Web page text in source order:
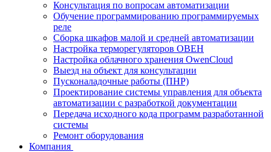
Консультация по вопросам автоматизации
Обучение программированию программируемых
реле
Сборка шкафов малой и средней автоматизации
Настройка терморегуляторов ОВЕН
Настройка облачного хранения OwenCloud
Выезд на объект для консультации
Пусконаладочные работы (ПНР)
Проектирование системы управления для объекта
автоматизации с разработкой документации
Передача исходного кода программ разработанной
системы
Ремонт оборудования
Компания